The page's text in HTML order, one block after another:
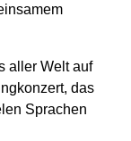
aller Welt auf
das
Sprachen